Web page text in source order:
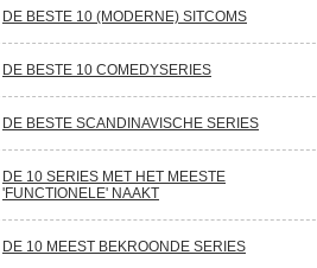
DE BESTE 10 (MODERNE) SITCOMS
DE BESTE 10 COMEDYSERIES
DE BESTE SCANDINAVISCHE SERIES
DE 10 SERIES MET HET MEESTE
'FUNCTIONELE' NAAKT
DE 10 MEEST BEKROONDE SERIES